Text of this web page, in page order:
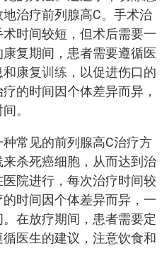
治疗前列腺高C。手术治
时间较短，但术后需要一
复期间，患者需要遵循医
康复训练 ，以促进伤口的
的时间因个体差异而异，
。
常见的前列腺高C治疗方
杀死癌细胞，从而达到治
院进行，每次治疗时间较
时间因个体差异而异，一
在放疗期间，患者需要定
医生的建议，注意饮食和